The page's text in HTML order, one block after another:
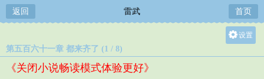
返回 雷武 首页
设置
第五百六十一章 都来齐了 (1 / 8)
《关闭小说畅读模式体验更好》